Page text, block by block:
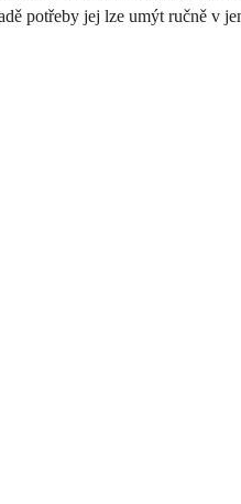
potřeby jej lze umýt ručně v